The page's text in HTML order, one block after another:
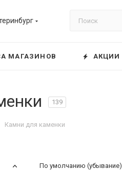
МАГАЗИНОВ АКЦИИ
139
Камни для каменки
По умолчанию (убывание)